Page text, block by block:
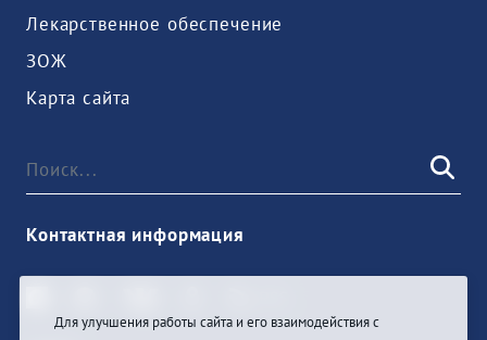
Лекарственное обеспечение
ЗОЖ
Карта сайта
Контактная информация
Для улучшения работы сайта и его взаимодействия с